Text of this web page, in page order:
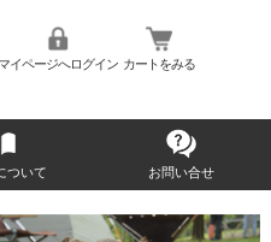
マイページへログイン カートをみる
ついて お問い合せ